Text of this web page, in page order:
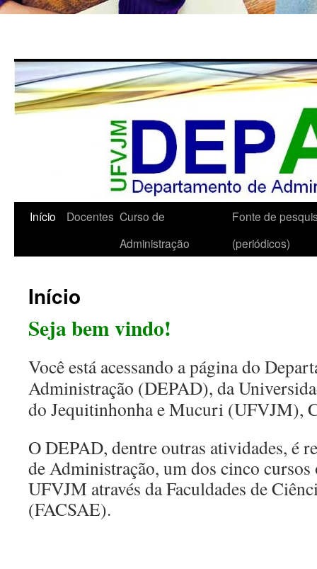
Início Docentes Curso de
Administração
Fonte de
(periódicos)
Início
Seja bem vindo!
Você está acessando a página do
Administração (DEPAD), da
do Jequitinhonha e Mucuri (UFVJM),
O DEPAD, dentre outras atividades, é
de Administração, um dos cinco cursos
UFVJM através da Faculdades de
(FACSAE).